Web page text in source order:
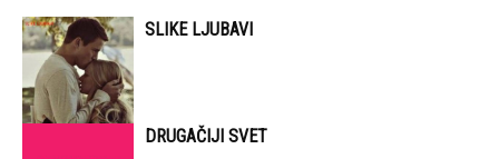
SLIKE LJUBAVI
DRUGAČIJI SVET